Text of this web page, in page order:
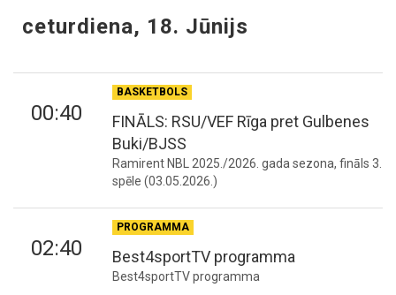
ceturdiena, 18. Jūnijs
00:40
BASKETBOLS
FINĀLS: RSU/VEF Rīga pret Gulbenes
Buki/BJSS
Ramirent NBL 2025./2026. gada sezona, fināls 3.
spēle (03.05.2026.)
02:40
PROGRAMMA
Best4sportTV programma
Best4sportTV programma